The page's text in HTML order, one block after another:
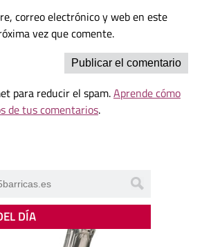
correo electrónico y web en este
vez que comente.
para reducir el spam.Aprende cómo
de tus comentarios.
DÍA